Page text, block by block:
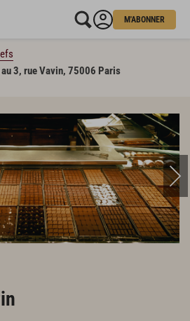
M'ABONNER
3, rue Vavin, 75006 Paris